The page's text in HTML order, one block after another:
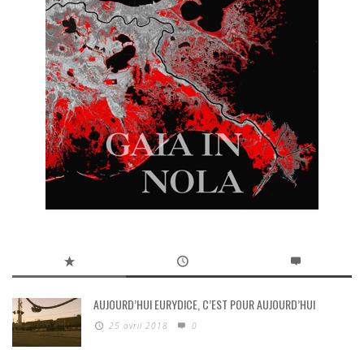
AUJOURD’HUI EURYDICE, C’EST POUR AUJOURD’HUI
25 avril 2018 0